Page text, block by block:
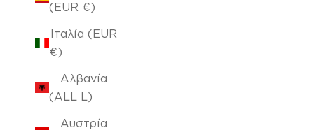
(EUR €)
Ιταλία (EUR
€)
Αλβανία
(ALL L)
Αυστρία